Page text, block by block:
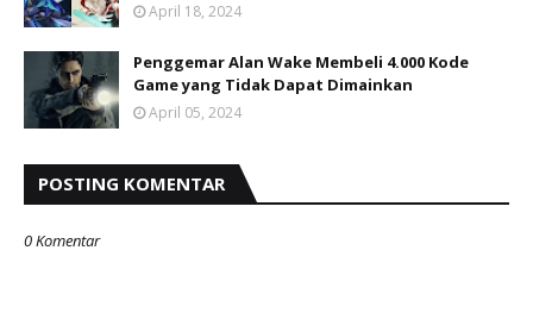
April 18, 2024
Penggemar Alan Wake Membeli 4.000 Kode
Game yang Tidak Dapat Dimainkan
April 05, 2024
POSTING KOMENTAR
0 Komentar